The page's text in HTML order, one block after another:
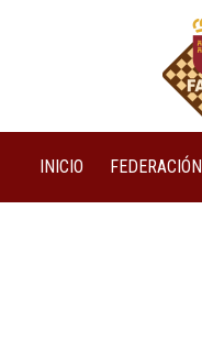
INICIO FEDERACIÓN